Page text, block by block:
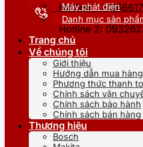
Hotline 1:
Hotline 2:
Máy phát điện
Danh mục sản
Trang chủ
Về chúng tôi
Giới thiệu
Hướng dẫn mua hàng
Phương thức thanh
Chính sách vận
Chính sách bảo hành
Chính sách bán hàng
Thương hiệu
Bosch